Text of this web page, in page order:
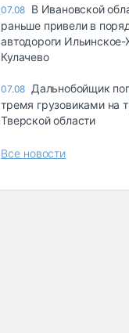
07.08 В Ивановской
раньше привели в
автодороги Ильинское-
Кулачево
07.08 Дальнобойщик
тремя грузовиками на
Тверской области
Все новости